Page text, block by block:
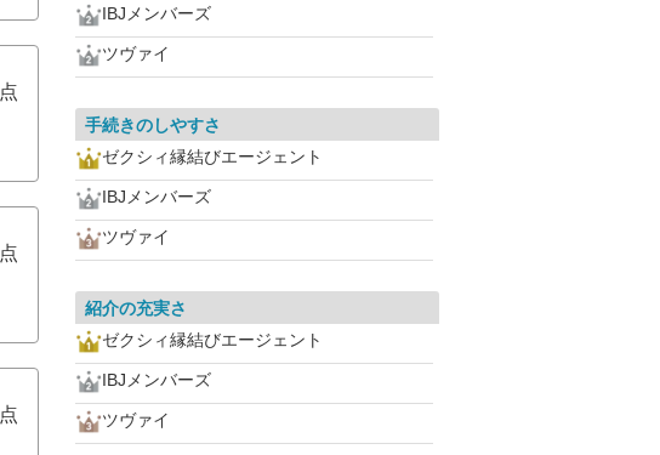
点
点
点
IBJメンバーズ
ツヴァイ
手続きのしやすさ
ゼクシィ縁結びエージェント
IBJメンバーズ
ツヴァイ
紹介の充実さ
ゼクシィ縁結びエージェント
IBJメンバーズ
ツヴァイ